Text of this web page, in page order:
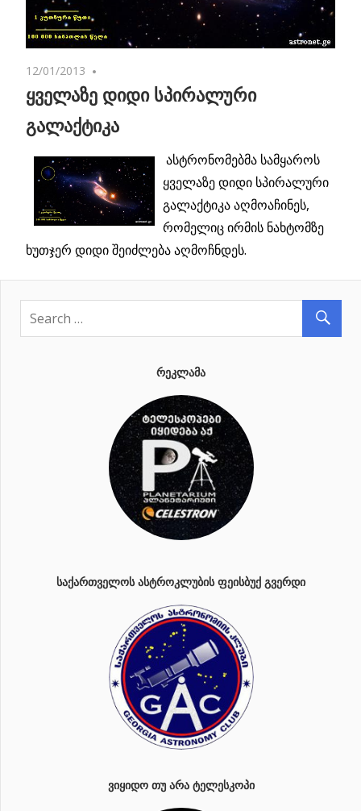
12/01/2013
ყველაზე დიდი სპირალური
გალაქტიკა
ასტრონომებმა სამყაროს
ყველაზე დიდი სპირალური
გალაქტიკა აღმოაჩინეს,
რომელიც ირმის ნახტომზე
ხუთჯერ დიდი შეიძლება აღმოჩნდეს.
ᲠᲔᲙᲚᲐᲛᲐ
ᲡᲐᲥᲐᲠᲗᲕᲔᲚᲝᲡ ᲐᲡᲢᲠᲝᲙᲚᲣᲑᲘᲡ ᲤᲔᲘᲡᲑᲣᲥ ᲒᲕᲔᲠᲓᲘ
ᲕᲘᲧᲘᲓᲝ ᲗᲣ ᲐᲠᲐ ᲢᲔᲚᲔᲡᲙᲝᲞᲘ